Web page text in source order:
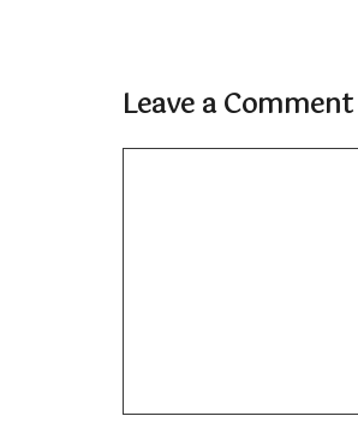
Leave a Comment
Comment